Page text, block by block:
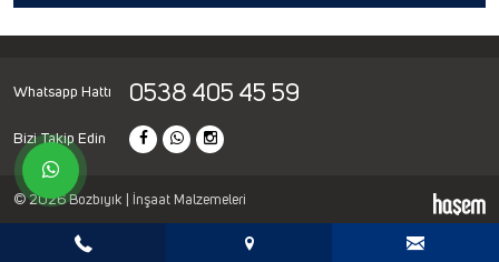
Whatsapp Hattı 0538 405 45 59
Bizi Takip Edin
© 2026 Bozbıyık | İnşaat Malzemeleri